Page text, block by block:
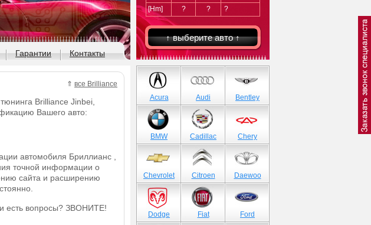
[Hm]
? ? ?
↑ выберите авто ↑
Гарантии Контакты
⇑ все Brilliance
Brilliance Jinbei,
Вашего авто:
автомобиля Бриллианс ,
точной информации о
сайта и расширению
и есть вопросы? ЗВОНИТЕ!
Acura Audi Bentley
BMW Cadillac Chery
Chevrolet Citroen Daewoo
Dodge Fiat Ford